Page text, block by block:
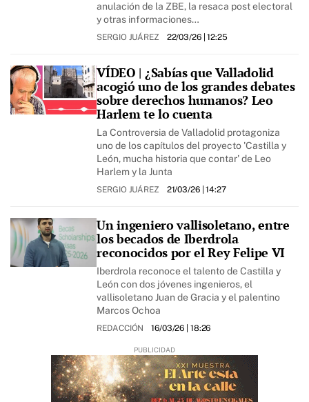
anulación de la ZBE, la resaca post electoral
y otras informaciones…
SERGIO JUÁREZ 22/03/26| 12:25
VÍDEO | ¿Sabías que Valladolid
acogió uno de los grandes debates
sobre derechos humanos? Leo
Harlem te lo cuenta
La Controversia de Valladolid protagoniza
uno de los capítulos del proyecto 'Castilla y
León, mucha historia que contar' de Leo
Harlem y la Junta
SERGIO JUÁREZ 21/03/26| 14:27
Un ingeniero vallisoletano, entre
los becados de Iberdrola
reconocidos por el Rey Felipe VI
Iberdrola reconoce el talento de Castilla y
León con dos jóvenes ingenieros, el
vallisoletano Juan de Gracia y el palentino
Marcos Ochoa
REDACCIÓN 16/03/26 | 18:26